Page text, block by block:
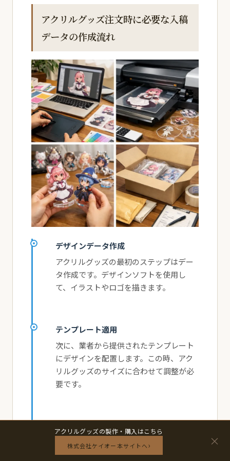
アクリルグッズ注文時に必要な入稿
データの作成流れ
デザインデータ作成
アクリルグッズの最初のステップはデー
タ作成です。デザインソフトを使用し
て、イラストやロゴを描きます。
テンプレート適用
次に、業者から提供されたテンプレート
にデザインを配置します。この時、アク
リルグッズのサイズに合わせて調整が必
要です。
カットライン作成
カットラインを設定し、アクリルグッズ
の形状を確定します。この段階で不備が
アクリルグッズの製作・購入はこちら
株式会社ケイオー本サイトへ› ×